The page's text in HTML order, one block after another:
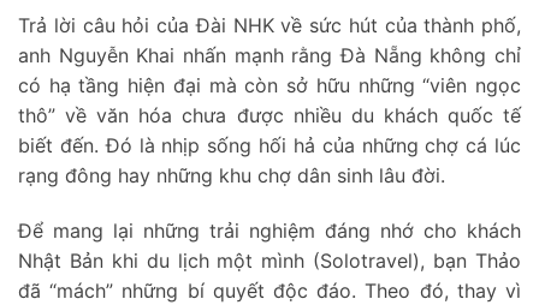
Trả lời câu hỏi của Đài NHK về sức hút của thành phố,
anh Nguyễn Khai nhấn mạnh rằng Đà Nẵng không chỉ
có hạ tầng hiện đại mà còn sở hữu những “viên ngọc
thô” về văn hóa chưa được nhiều du khách quốc tế
biết đến. Đó là nhịp sống hối hả của những chợ cá lúc
rạng đông hay những khu chợ dân sinh lâu đời.
Để mang lại những trải nghiệm đáng nhớ cho khách
Nhật Bản khi du lịch một mình (Solotravel), bạn Thảo
đã “mách” những bí quyết độc đáo. Theo đó, thay vì